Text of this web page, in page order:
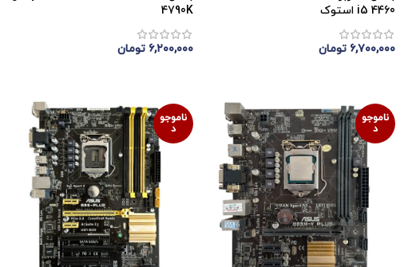
i5 4460 استوک
۶,۷۰۰,۰۰۰ تومان
4790K
۶,۲۰۰,۰۰۰ تومان
ناموجو
د
ناموجو
د